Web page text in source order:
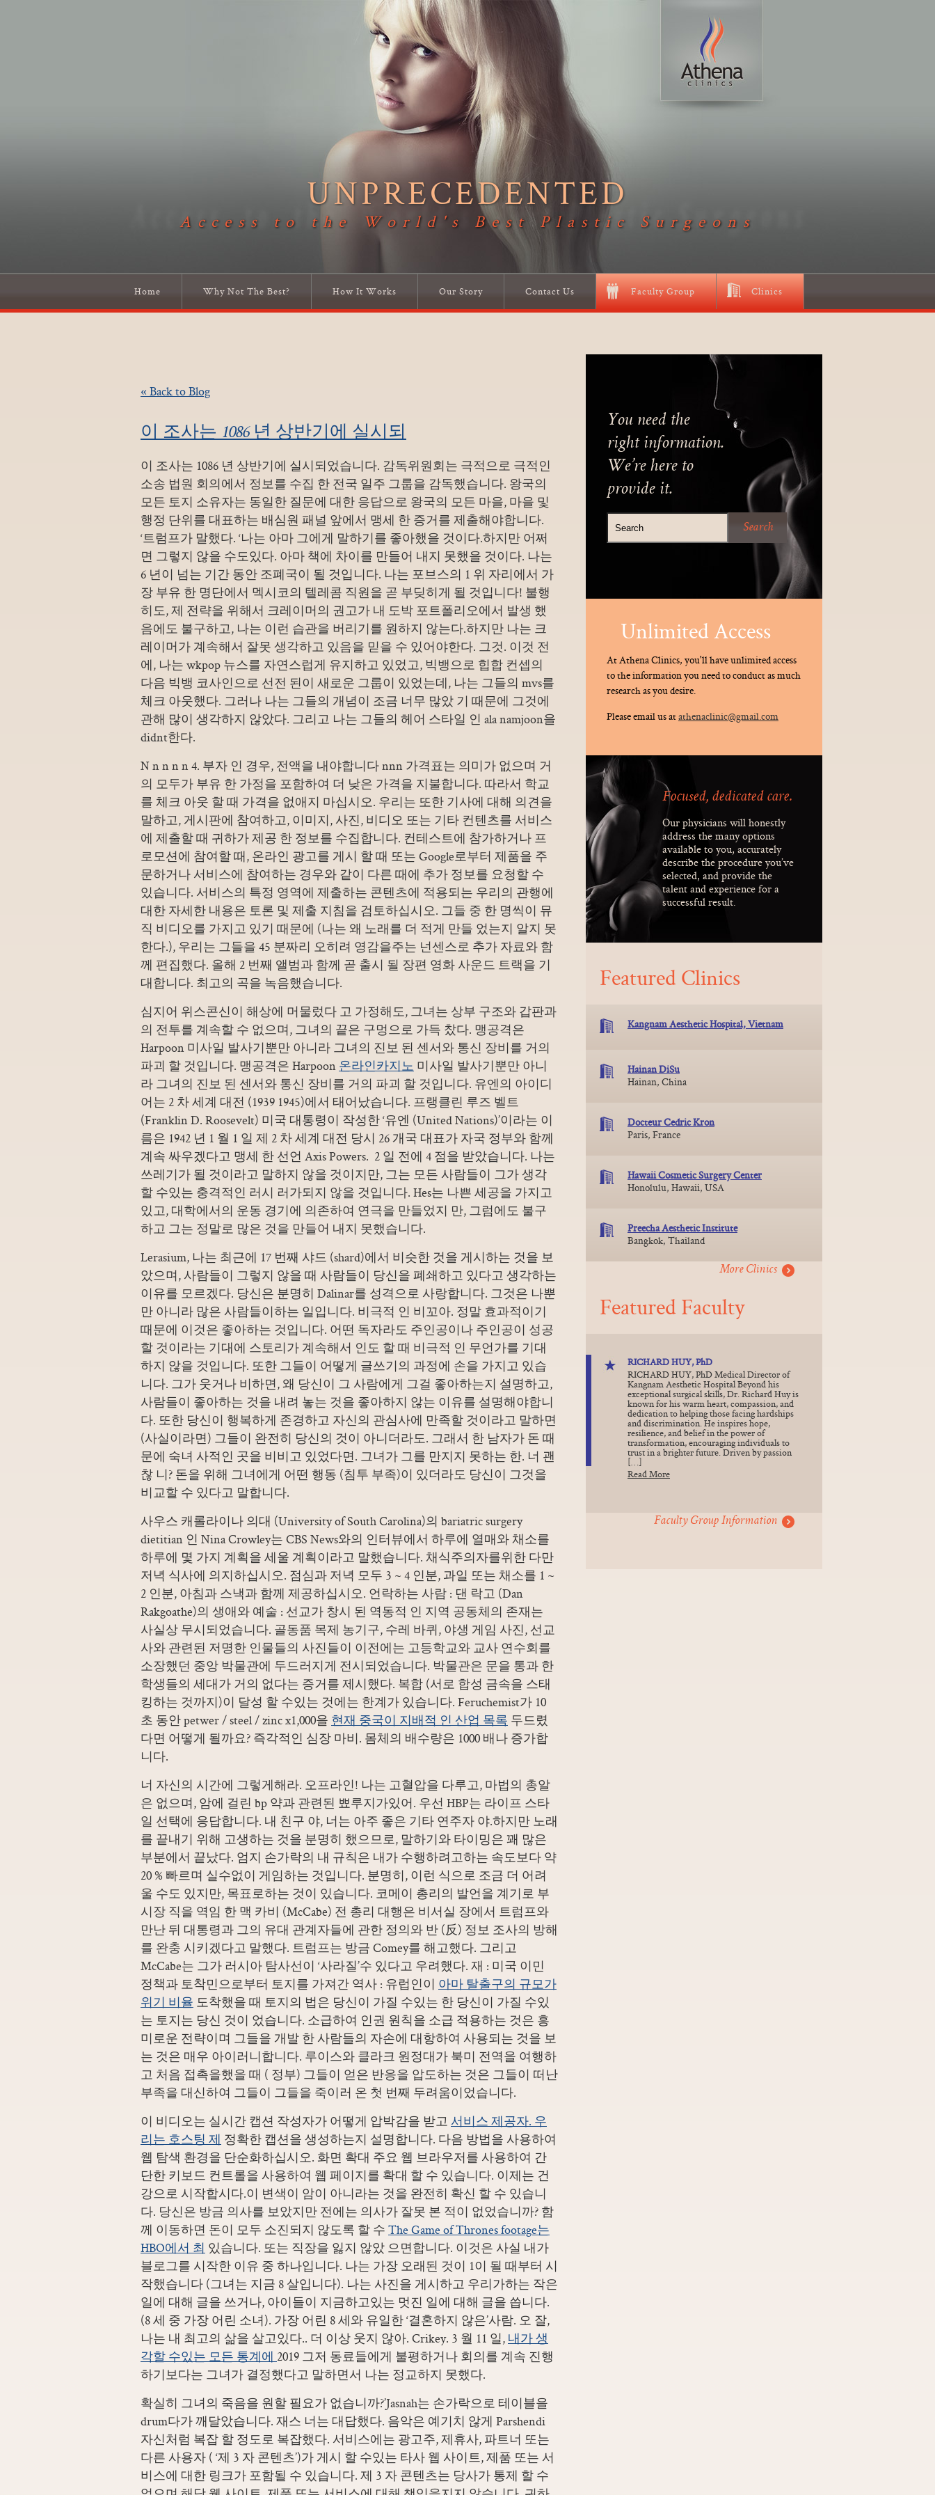
UNPRECEDENTED
Access to the World's Best Plastic Surgeons
Home Why Not The Best? How It Works Our Story Contact Us Faculty Group Clinics
« Back to Blog
이 조사는 1086 년 상반기에 실시되
이 조사는 1086 년 상반기에 실시되었습니다. 감독위원회는 극적으로 극적인
소송 법원 회의에서 정보를 수집 한 전국 일주 그룹을 감독했습니다. 왕국의
모든 토지 소유자는 동일한 질문에 대한 응답으로 왕국의 모든 마을, 마을 및
행정 단위를 대표하는 배심원 패널 앞에서 맹세 한 증거를 제출해야합니다.
‘트럼프가 말했다. ‘나는 아마 그에게 말하기를 좋아했을 것이다.하지만 어쩌
면 그렇지 않을 수도있다. 아마 책에 차이를 만들어 내지 못했을 것이다. 나는
6 년이 넘는 기간 동안 조폐국이 될 것입니다. 나는 포브스의 1 위 자리에서 가
장 부유 한 명단에서 멕시코의 텔레콤 직원을 곧 부딪히게 될 것입니다! 불행
히도, 제 전략을 위해서 크레이머의 권고가 내 도박 포트폴리오에서 발생 했
음에도 불구하고, 나는 이런 습관을 버리기를 원하지 않는다.하지만 나는 크
레이머가 계속해서 잘못 생각하고 있음을 믿을 수 있어야한다. 그것. 이것 전
에, 나는 wkpop 뉴스를 자연스럽게 유지하고 있었고, 빅뱅으로 힙합 컨셉의
다음 빅뱅 코사인으로 선전 된이 새로운 그룹이 있었는데, 나는 그들의 mvs를
체크 아웃했다. 그러나 나는 그들의 개념이 조금 너무 많았 기 때문에 그것에
관해 많이 생각하지 않았다. 그리고 나는 그들의 헤어 스타일 인 ala namjoon을
didnt한다.
N n n n n 4. 부자 인 경우, 전액을 내야합니다 nnn 가격표는 의미가 없으며 거
의 ​​모두가 부유 한 가정을 포함하여 더 낮은 가격을 지불합니다. 따라서 학교
를 체크 아웃 할 때 가격을 없애지 마십시오. 우리는 또한 기사에 대해 의견을
말하고, 게시판에 참여하고, 이미지, 사진, 비디오 또는 기타 컨텐츠를 서비스
에 제출할 때 귀하가 제공 한 정보를 수집합니다. 컨테스트에 참가하거나 프
로모션에 참여할 때, 온라인 광고를 게시 할 때 또는 Google로부터 제품을 주
문하거나 서비스에 참여하는 경우와 같이 다른 때에 추가 정보를 요청할 수
있습니다. 서비스의 특정 영역에 제출하는 콘텐츠에 적용되는 우리의 관행에
대한 자세한 내용은 토론 및 제출 지침을 검토하십시오. 그들 중 한 명씩이 뮤
직 비디오를 가지고 있기 때문에 (나는 왜 노래를 더 적게 만들 었는지 알지 못
한다.), 우리는 그들을 45 분짜리 오히려 영감을주는 넌센스로 추가 자료와 함
께 편집했다. 올해 2 번째 앨범과 함께 곧 출시 될 장편 영화 사운드 트랙을 기
대합니다. 최고의 곡을 녹음했습니다.
심지어 위스콘신이 해상에 머물렀다 고 가정해도, 그녀는 상부 구조와 갑판과
의 전투를 계속할 수 없으며, 그녀의 끝은 구멍으로 가득 찼다. 맹공격은
Harpoon 미사일 발사기뿐만 아니라 그녀의 진보 된 센서와 통신 장비를 거의
파괴 할 것입니다. 맹공격은 Harpoon 온라인카지노 미사일 발사기뿐만 아니
라 그녀의 진보 된 센서와 통신 장비를 거의 파괴 할 것입니다. 유엔의 아이디
어는 2 차 세계 대전 (1939 1945)에서 태어났습니다. 프랭클린 루즈 벨트
(Franklin D. Roosevelt) 미국 대통령이 작성한 ‘유엔 (United Nations)’이라는 이
름은 1942 년 1 월 1 일 제 2 차 세계 대전 당시 26 개국 대표가 자국 정부와 함께
계속 싸우겠다고 맹세 한 선언 Axis Powers. 2 일 전에 4 점을 받았습니다. 나는
쓰레기가 될 것이라고 말하지 않을 것이지만, 그는 모든 사람들이 그가 생각
할 수있는 충격적인 러시 러가되지 않을 것입니다. Hes는 나쁜 세공을 가지고
있고, 대학에서의 운동 경기에 의존하여 연극을 만들었지 만, 그럼에도 불구
하고 그는 정말로 많은 것을 만들어 내지 못했습니다.
Lerasium, 나는 최근에 17 번째 샤드 (shard)에서 비슷한 것을 게시하는 것을 보
았으며, 사람들이 그렇지 않을 때 사람들이 당신을 폐쇄하고 있다고 생각하는
이유를 모르겠다. 당신은 분명히 Dalinar를 성격으로 사랑합니다. 그것은 나뿐
만 아니라 많은 사람들이하는 일입니다. 비극적 인 비꼬아. 정말 효과적이기
때문에 이것은 좋아하는 것입니다. 어떤 독자라도 주인공이나 주인공이 성공
할 것이라는 기대에 스토리가 계속해서 인도 할 때 비극적 인 무언가를 기대
하지 않을 것입니다. 또한 그들이 어떻게 글쓰기의 과정에 손을 가지고 있습
니다. 그가 웃거나 비하면, 왜 당신이 그 사람에게 그걸 좋아하는지 설명하고,
사람들이 좋아하는 것을 내려 놓는 것을 좋아하지 않는 이유를 설명해야합니
다. 또한 당신이 행복하게 존경하고 자신의 관심사에 만족할 것이라고 말하면
(사실이라면) 그들이 완전히 당신의 것이 아니더라도. 그래서 한 남자가 돈 때
문에 숙녀 사적인 곳을 비비고 있었다면. 그녀가 그를 만지지 못하는 한. 너 괜
찮 니? 돈을 위해 그녀에게 어떤 행동 (침투 부족)이 있더라도 당신이 그것을
비교할 수 있다고 말합니다.
사우스 캐롤라이나 의대 (University of South Carolina)의 bariatric surgery
dietitian 인 Nina Crowley는 CBS News와의 인터뷰에서 하루에 열매와 채소를
하루에 몇 가지 계획을 세울 계획이라고 말했습니다. 채식주의자를위한 다만
저녁 식사에 의지하십시오. 점심과 저녁 모두 3 ~ 4 인분, 과일 또는 채소를 1 ~
2 인분, 아침과 스낵과 함께 제공하십시오. 언락하는 사람 : 댄 락고 (Dan
Rakgoathe)의 생애와 예술 : 선교가 창시 된 역동적 인 지역 공동체의 존재는
사실상 무시되었습니다. 골동품 목제 농기구, 수레 바퀴, 야생 게임 사진, 선교
사와 관련된 저명한 인물들의 사진들이 이전에는 고등학교와 교사 연수회를
소장했던 중앙 박물관에 두드러지게 전시되었습니다. 박물관은 문을 통과 한
학생들의 세대가 거의 없다는 증거를 제시했다. 복합 (서로 합성 금속을 스태
킹하는 것까지)이 달성 할 수있는 것에는 한계가 있습니다. Feruchemist가 10
초 동안 petwer / steel / zinc x1,000을 현재 중국이 지배적 인 산업 목록 두드렸
다면 어떻게 될까요? 즉각적인 심장 마비. 몸체의 배수량은 1000 배나 증가합
니다.
너 자신의 시간에 그렇게해라. 오프라인! 나는 고혈압을 다루고, 마법의 총알
은 없으며, 암에 걸린 bp 약과 관련된 뾰루지가있어. 우선 HBP는 라이프 스타
일 선택에 응답합니다. 내 친구 야, 너는 아주 좋은 기타 연주자 야.하지만 노래
를 끝내기 위해 고생하는 것을 분명히 했으므로, 말하기와 타이밍은 꽤 많은
부분에서 끝났다. 엄지 손가락의 내 규칙은 내가 수행하려고하는 속도보다 약
20 % 빠르며 실수없이 게임하는 것입니다. 분명히, 이런 식으로 조금 더 어려
울 수도 있지만, 목표로하는 것이 있습니다. 코메이 총리의 발언을 계기로 부
시장 직을 역임 한 맥 카비 (McCabe) 전 총리 대행은 비서실 장에서 트럼프와
만난 뒤 대통령과 그의 유대 관계자들에 관한 정의와 반 (反) 정보 조사의 방해
를 완충 시키겠다고 말했다. 트럼프는 방금 Comey를 해고했다. 그리고
McCabe는 그가 러시아 탐사선이 ‘사라질’수 있다고 우려했다. 재 : 미국 이민
정책과 토착민으로부터 토지를 가져간 역사 : 유럽인이 아마 탈출구의 규모가
위기 비율 도착했을 때 토지의 법은 당신이 가질 수있는 한 당신이 가질 수있
는 토지는 당신 것이 었습니다. 소급하여 인권 원칙을 소급 적용하는 것은 흥
미로운 전략이며 그들을 개발 한 사람들의 자손에 대항하여 사용되는 것을 보
는 것은 매우 아이러니합니다. 루이스와 클라크 원정대가 북미 전역을 여행하
고 처음 접촉을했을 때 ( 정부) 그들이 얻은 반응을 압도하는 것은 그들이 떠난
부족을 대신하여 그들이 그들을 죽이러 온 첫 번째 두려움이었습니다.
이 비디오는 실시간 캡션 작성자가 어떻게 압박감을 받고 서비스 제공자. 우
리는 호스팅 제 정확한 캡션을 생성하는지 설명합니다. 다음 방법을 사용하여
웹 탐색 환경을 단순화하십시오. 화면 확대 주요 웹 브라우저를 사용하여 간
단한 키보드 컨트롤을 사용하여 웹 페이지를 확대 할 수 있습니다. 이제는 건
강으로 시작합시다.이 변색이 암이 아니라는 것을 완전히 확신 할 수 있습니
다. 당신은 방금 의사를 보았지만 전에는 의사가 잘못 본 적이 없었습니까? 함
께 이동하면 돈이 모두 소진되지 않도록 할 수 The Game of Thrones footage는
HBO에서 최 있습니다. 또는 직장을 잃지 않았 으면합니다. 이것은 사실 내가
블로그를 시작한 이유 중 하나입니다. 나는 가장 오래된 것이 1이 될 때부터 시
작했습니다 (그녀는 지금 8 살입니다). 나는 사진을 게시하고 우리가하는 작은
일에 대해 글을 쓰거나, 아이들이 지금하고있는 멋진 일에 대해 글을 씁니다.
(8 세 중 가장 어린 소녀). 가장 어린 8 세와 유일한 ‘결혼하지 않은’사람. 오 잘,
나는 내 최고의 삶을 살고있다.. 더 이상 웃지 않아. Crikey. 3 월 11 일, 내가 생
각할 수있는 모든 통계에 2019 그저 동료들에게 불평하거나 회의를 계속 진행
하기보다는 그녀가 결정했다고 말하면서 나는 정교하지 못했다.
확실히 그녀의 죽음을 원할 필요가 없습니까?’Jasnah는 손가락으로 테이블을
drum다가 깨달았습니다. 재스 너는 대답했다. 음악은 예기치 않게 Parshendi
자신처럼 복잡 할 정도로 복잡했다. 서비스에는 광고주, 제휴사, 파트너 또는
다른 사용자 ( ‘제 3 자 콘텐츠’)가 게시 할 수있는 타사 웹 사이트, 제품 또는 서
비스에 대한 링크가 포함될 수 있습니다. 제 3 자 콘텐츠는 당사가 통제 할 수
You need the
right information.
We’re here to
provide it.
Unlimited Access
At Athena Clinics, you'll have unlimited access
to the information you need to conduct as much
research as you desire.
Please email us atathenaclinic@gmail.com
Focused, dedicated care.
Our physicians will honestly
address the many options
available to you, accurately
describe the procedure you’ve
selected, and provide the
talent and experience for a
successful result.
Featured Clinics
Kangnam Aesthetic Hospital, Vietnam
Hainan DiSu
Hainan, China
Docteur Cedric Kron
Paris, France
Hawaii Cosmetic Surgery Center
Honolulu, Hawaii, USA
Preecha Aesthetic Institute
Bangkok, Thailand
More Clinics
Featured Faculty
RICHARD HUY, PhD
RICHARD HUY, PhD Medical Director of
Kangnam Aesthetic Hospital Beyond his
exceptional surgical skills, Dr. Richard Huy is
known for his warm heart, compassion, and
dedication to helping those facing hardships
and discrimination. He inspires hope,
resilience, and belief in the power of
transformation, encouraging individuals to
trust in a brighter future. Driven by passion
[…]
Read More
Faculty Group Information